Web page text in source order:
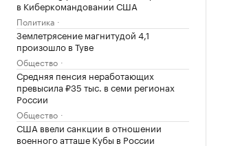
в Киберкомандовании США
Политика
Землетрясение магнитудой 4,1
произошло в Туве
Общество
Средняя пенсия неработающих
превысила ₽35 тыс. в семи регионах
России
Общество
США ввели санкции в отношении
военного атташе Кубы в России